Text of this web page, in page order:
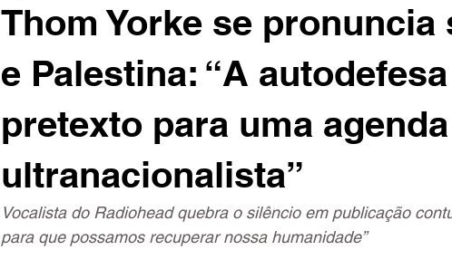
Thom Yorke se pronuncia
e Palestina: “A
pretexto para uma agenda
ultranacionalista”
Vocalista do Radiohead quebra o silêncio em publicação
para que possamos recuperar nossa humanidade”